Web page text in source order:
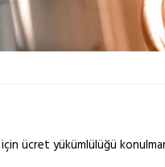
ücret yükümlülüğü